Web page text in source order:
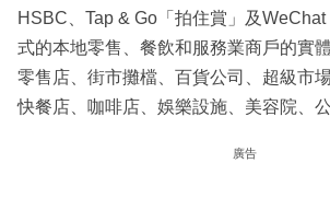
HSBC、Tap & Go「拍住賞」及
式的本地零售、餐飲和服務業商戶的實
零售店、街市攤檔、百貨公司、超級市
快餐店、咖啡店、娛樂設施、美容院、公
廣告